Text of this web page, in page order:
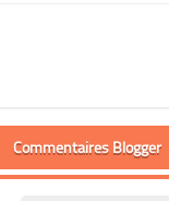
Commentaires Blogger